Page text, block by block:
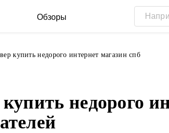
Обзоры
купить недорого интернет магазин спб
недорого